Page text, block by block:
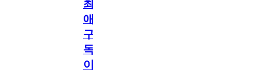
최
애
구
독
이